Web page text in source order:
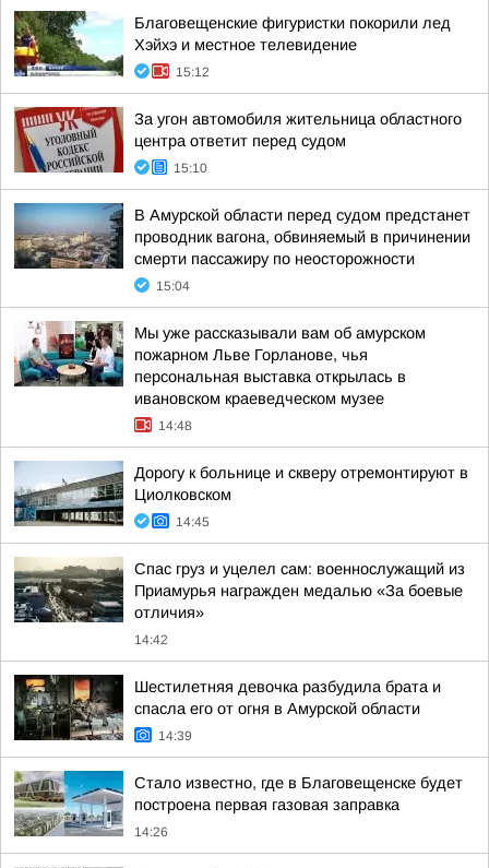
Благовещенские фигуристки покорили лед
Хэйхэ и местное телевидение
15:12
За угон автомобиля жительница областного
центра ответит перед судом
15:10
В Амурской области перед судом предстанет
проводник вагона, обвиняемый в причинении
смерти пассажиру по неосторожности
15:04
Мы уже рассказывали вам об амурском
пожарном Льве Горланове, чья
персональная выставка открылась в
ивановском краеведческом музее
14:48
Дорогу к больнице и скверу отремонтируют в
Циолковском
14:45
Спас груз и уцелел сам: военнослужащий из
Приамурья награжден медалью «За боевые
отличия»
14:42
Шестилетняя девочка разбудила брата и
спасла его от огня в Амурской области
14:39
Стало известно, где в Благовещенске будет
построена первая газовая заправка
14:26